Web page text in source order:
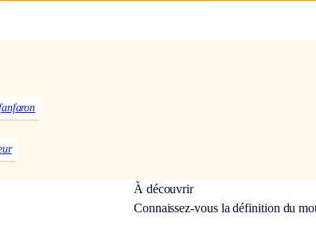
À découvrir
Connaissez-vous la définition du